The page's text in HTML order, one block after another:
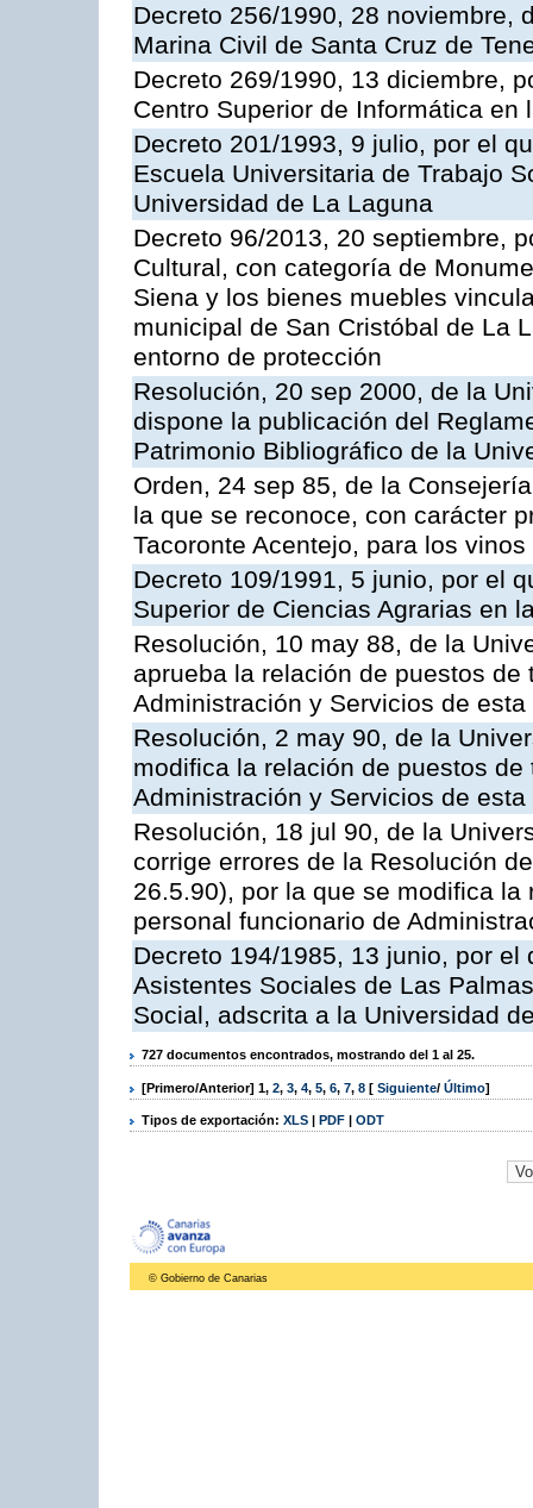
Decreto 256/1990, 28 noviembre,
Marina Civil de Santa Cruz de
Decreto 269/1990, 13 diciembre,
Centro Superior de Informática en
Decreto 201/1993, 9 julio, por el
Escuela Universitaria de Trabajo
Universidad de La Laguna
Decreto 96/2013, 20 septiembre,
Cultural, con categoría de
Siena y los bienes muebles
municipal de San Cristóbal de La
entorno de protección
Resolución, 20 sep 2000, de la
dispone la publicación del
Patrimonio Bibliográfico de la
Orden, 24 sep 85, de la
la que se reconoce, con carácter
Tacoronte Acentejo, para los
Decreto 109/1991, 5 junio, por el
Superior de Ciencias Agrarias en
Resolución, 10 may 88, de la
aprueba la relación de puestos
Administración y Servicios de
Resolución, 2 may 90, de la
modifica la relación de puestos
Administración y Servicios de
Resolución, 18 jul 90, de la
corrige errores de la Resolución
26.5.90), por la que se modifica
personal funcionario de
Decreto 194/1985, 13 junio, por
Asistentes Sociales de Las
Social, adscrita a la Universidad
727 documentos encontrados, mostrando del 1 al 25.
[Primero/Anterior] 1, 2, 3, 4, 5, 6, 7, 8 [ Siguiente/ Último]
Tipos de exportación: XLS | PDF | ODT
© Gobierno de Canarias